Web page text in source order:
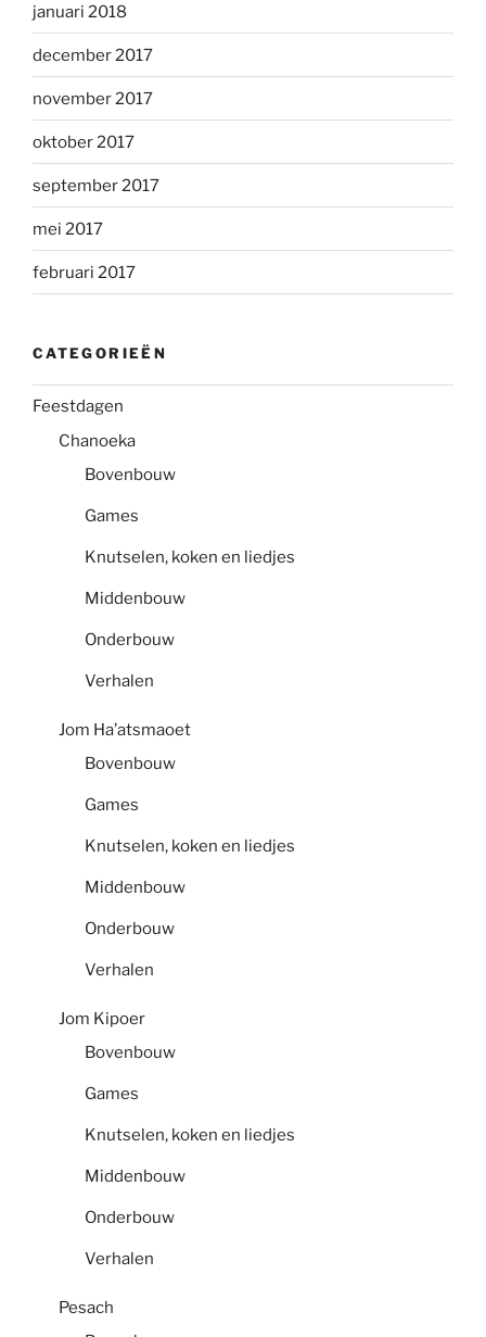
januari 2018
december 2017
november 2017
oktober 2017
september 2017
mei 2017
februari 2017
CATEGORIEËN
Feestdagen
Chanoeka
Bovenbouw
Games
Knutselen, koken en liedjes
Middenbouw
Onderbouw
Verhalen
Jom Ha’atsmaoet
Bovenbouw
Games
Knutselen, koken en liedjes
Middenbouw
Onderbouw
Verhalen
Jom Kipoer
Bovenbouw
Games
Knutselen, koken en liedjes
Middenbouw
Onderbouw
Verhalen
Pesach